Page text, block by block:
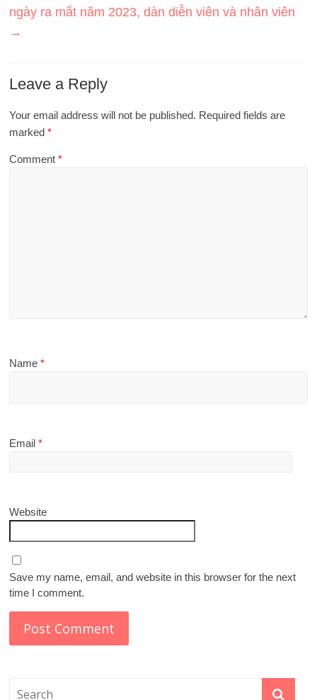
ngày ra mắt năm 2023, dàn diễn viên và nhân viên
→
Leave a Reply
Your email address will not be published. Required fields are
marked*
Comment*
Name*
Email*
Website
Save my name, email, and website in this browser for the next
time I comment.